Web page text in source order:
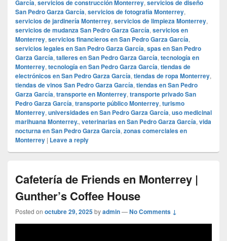
García, servicios de construcción Monterrey, servicios de diseño
San Pedro Garza García, servicios de fotografía Monterrey,
servicios de jardinería Monterrey, servicios de limpieza Monterrey,
servicios de mudanza San Pedro Garza García, servicios en
Monterrey, servicios financieros en San Pedro Garza García,
servicios legales en San Pedro Garza García, spas en San Pedro
Garza García, talleres en San Pedro Garza García, tecnología en
Monterrey, tecnología en San Pedro Garza García, tiendas de
electrónicos en San Pedro Garza García, tiendas de ropa Monterrey,
tiendas de vinos San Pedro Garza García, tiendas en San Pedro
Garza García, transporte en Monterrey, transporte privado San
Pedro Garza García, transporte público Monterrey, turismo
Monterrey, universidades en San Pedro Garza García, uso medicinal
marihuana Monterrey., veterinarias en San Pedro Garza García, vida
nocturna en San Pedro Garza García, zonas comerciales en
Monterrey | Leave a reply
Cafetería de Friends en Monterrey |
Gunther’s Coffee House
Posted on octubre 29, 2025byadmin—No Comments ↓